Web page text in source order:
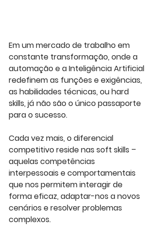
Em um mercado de trabalho em
constante transformação, onde a
automação e a Inteligência Artificial
redefinem as funções e exigências,
as habilidades técnicas, ou hard
skills, já não são o único passaporte
para o sucesso.
Cada vez mais, o diferencial
competitivo reside nas soft skills –
aquelas competências
interpessoais e comportamentais
que nos permitem interagir de
forma eficaz, adaptar-nos a novos
cenários e resolver problemas
complexos.